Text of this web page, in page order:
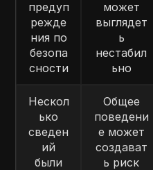
предуп
режде
ния по
безопа
сности
может
выглядет
ь
нестабил
ьно
Нескол
ько
сведен
ий
были
Общее
поведени
е может
создават
ь риск